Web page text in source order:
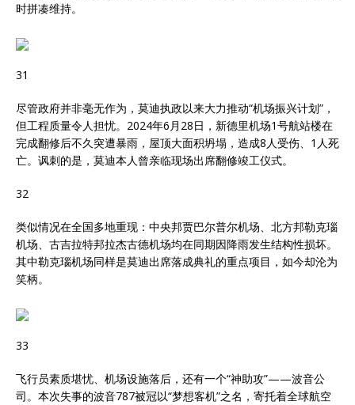
时拼凑维持。
31
尽管政府并非毫无作为，莫迪执政以来大力推动“机场振兴计划”，
但工程质量令人担忧。2024年6月28日，新德里机场1号航站楼在
完成翻修后不久突遭暴雨，屋顶大面积坍塌，造成8人受伤、1人死
亡。讽刺的是，莫迪本人曾亲临现场出席翻修竣工仪式。
32
类似情况在全国多地重现：中央邦贾巴尔普尔机场、北方邦勒克瑙
机场、古吉拉特邦拉杰古德机场均在同期因降雨发生结构性损坏。
其中勒克瑙机场同样是莫迪出席落成典礼的重点项目，如今却沦为
笑柄。
33
飞行员素质堪忧、机场设施落后，还有一个“神助攻”——波音公
司。本次失事的波音787被冠以“梦想客机”之名，寄托着全球航空